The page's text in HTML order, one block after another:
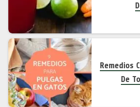
Remedios
De